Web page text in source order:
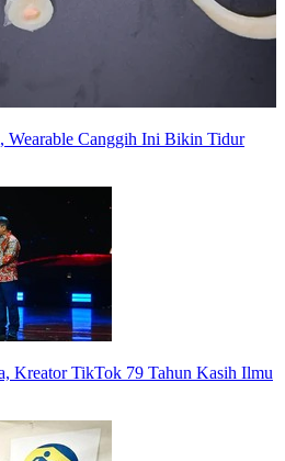
Wearable Canggih Ini Bikin Tidur
Kreator TikTok 79 Tahun Kasih Ilmu